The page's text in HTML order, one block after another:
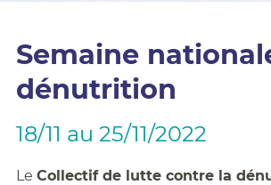
Semaine
dénutrition
18/11 au 25/11/2022
Le Collectif de lutte contre la